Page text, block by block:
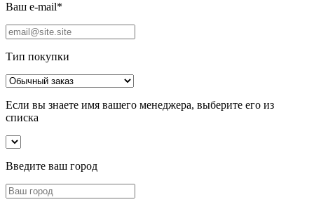
Ваш e-mail*
Тип покупки
Если вы знаете имя вашего менеджера, выберите его из
списка
Введите ваш город